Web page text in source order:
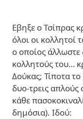
Εβηξε ο Τσίπρας
όλοι οι
ο οποίος άλλωστε
κολλητούς του…
Δούκας; Τίποτα
δυο-τρεις απλούς
κάθε
δημόσια). Ιδού: